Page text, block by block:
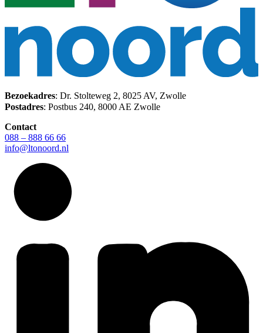
Bezoekadres: Dr. Stolteweg 2, 8025 AV, Zwolle
Postadres: Postbus 240, 8000 AE Zwolle
Contact
088 – 888 66 66
info@ltonoord.nl